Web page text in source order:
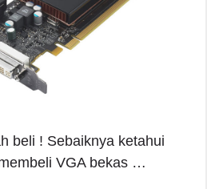
beli ! Sebaiknya ketahui
VGA bekas …